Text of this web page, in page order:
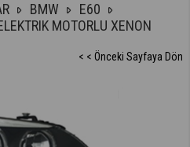
BMW
E60
MOTORLU XENON
< < Önceki Sayfaya Dön